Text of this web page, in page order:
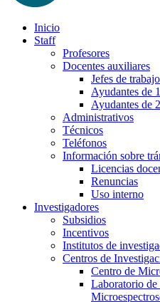
Inicio
Staff
Profesores
Docentes auxiliares
Jefes de
Ayudantes de
Ayudantes de
Administrativos
Técnicos
Teléfonos
Información sobre
Licencias
Renuncias
Uso interno
Investigadores
Subsidios
Incentivos
Institutos de
Centros de
Centro de
Laboratorio